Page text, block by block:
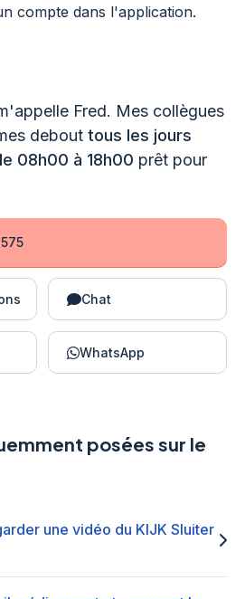
compte dans l'application.
Fred. Mes collègues
debout tous les jours
08h00 à 18h00 prêt pour
Chat
WhatsApp
posées sur le
une vidéo du KIJK Sluiter